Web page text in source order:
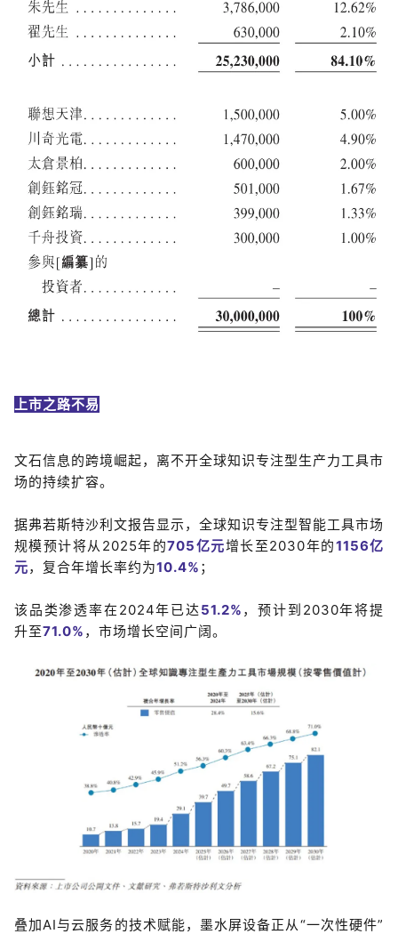
上市之路不易
文石信息的跨境崛起，离不开全球知识专注型生产力工具市
场的持续扩容。
据弗若斯特沙利文报告显示，全球知识专注型智能工具市场
规模预计将从2025年的705亿元增长至2030年的1156亿
元，复合年增长率约为10.4% ；
该品类渗透率在2024年已达51.2% ，预计到2030年将提
升至71.0% ，市场增长空间广阔。
叠加AI与云服务的技术赋能，墨水屏设备正从“一次性硬件”